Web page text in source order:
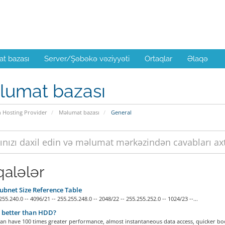
bazası Server/Şəbəkə vəziyyəti Ortaqlar Əlaqə
bazası
Hosting Provider Məlumat bazası General
Size Reference Table
-- 4096/21 -- 255.255.248.0 -- 2048/22 -- 255.255.252.0 -- 1024/23 --...
better than HDD?
have 100 times greater performance, almost instantaneous data access, quicker